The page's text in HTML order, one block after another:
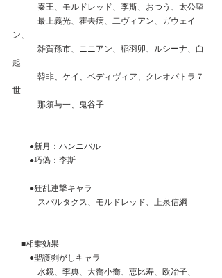
秦王、モルドレッド、李斯、おつう、太公望
最上義光、霍去病、二ヴィアン、ガウェイ
ン、
雑賀孫市、ニニアン、稲羽卯、ルシーナ、白
起
韓非、ケイ、ベディヴィア、クレオパトラ７
世
那須与一、鬼谷子
●新月：ハンニバル
●巧偽：李斯
●狂乱連撃キャラ
スパルタクス、モルドレッド、上泉信綱
■相乗効果
●聖護剥がしキャラ
水鏡、李典、大喬小喬、恵比寿、欧冶子、